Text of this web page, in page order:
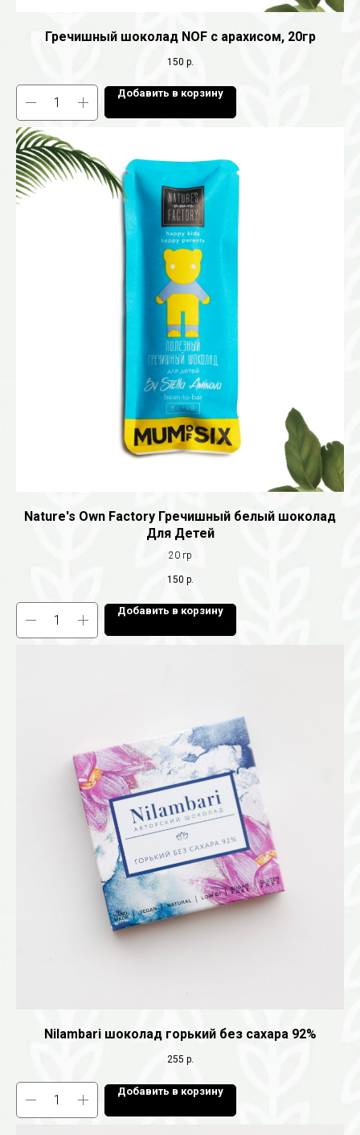
Гречишный шоколад NOF с арахисом, 20гр
150 р.
Добавить в корзину
Nature's Own Factory Гречишный белый шоколад
Для Детей
20 гр
150 р.
Добавить в корзину
Nilambari шоколад горький без сахара 92%
255 р.
Добавить в корзину